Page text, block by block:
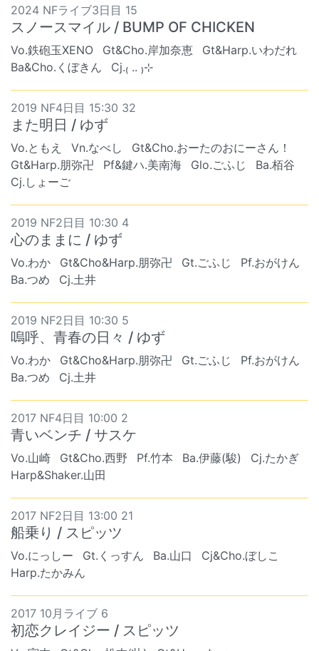
2024 NFライブ3日目 15
スノースマイル / BUMP OF CHICKEN
Vo.鉄砲玉XENO Gt&Cho.岸加奈恵
Gt&Harp.いわだれ
Ba&Cho.くぼきん
Cj.₍ .. ₎⊹
2019 NF4日目 15:30 32
また明日 / ゆず
Vo.ともえ Vn.なべし
Gt&Cho.おーたのおにーさん！
Gt&Harp.朋弥卍
Pf&鍵ハ.美南海 Glo.ごふじ
Ba.栢谷
Cj.しょーご
2019 NF2日目 10:30 4
心のままに / ゆず
Vo.わか Gt&Cho&Harp.朋弥卍 Gt.ごふじ
Pf.おがけん
Ba.つめ
Cj.土井
2019 NF2日目 10:30 5
嗚呼、青春の日々 / ゆず
Vo.わか Gt&Cho&Harp.朋弥卍 Gt.ごふじ
Pf.おがけん
Ba.つめ
Cj.土井
2017 NF4日目 10:00 2
青いベンチ / サスケ
Vo.山崎 Gt&Cho.西野 Pf.竹本 Ba.伊藤(駿)
Cj.たかぎ
Harp&Shaker.山田
2017 NF2日目 13:00 21
船乗り / スピッツ
Vo.にっしー Gt.くっすん Ba.山口
Cj&Cho.ぼしこ
Harp.たかみん
2017 10月ライブ 6
初恋クレイジー / スピッツ